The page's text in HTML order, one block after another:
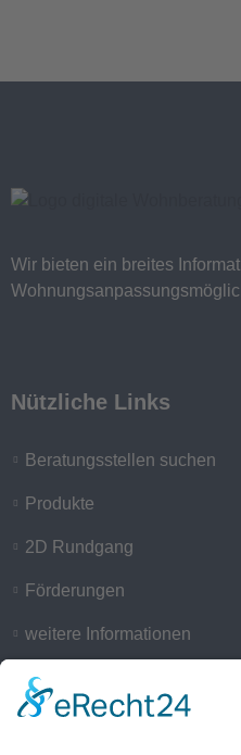
Wir bieten ein breites
Nützliche Links
Beratungsstellen suchen
Produkte
2D Rundgang
Förderungen
weitere Informationen